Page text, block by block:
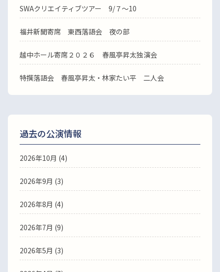
SWAクリエイティブツアー 9/７～10
福井新聞寄席 東西落語会 夜の部
越中ホール寄席２０２６ 春風亭昇太独演会
特撰落語会 春風亭昇太・林家たい平 二人会
過去の公演情報
2026年10月 (4)
2026年9月 (3)
2026年8月 (4)
2026年7月 (9)
2026年5月 (3)